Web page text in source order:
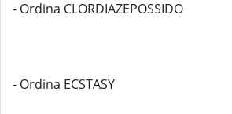
- Ordina CLORDIAZEPOSSIDO
- Ordina ECSTASY